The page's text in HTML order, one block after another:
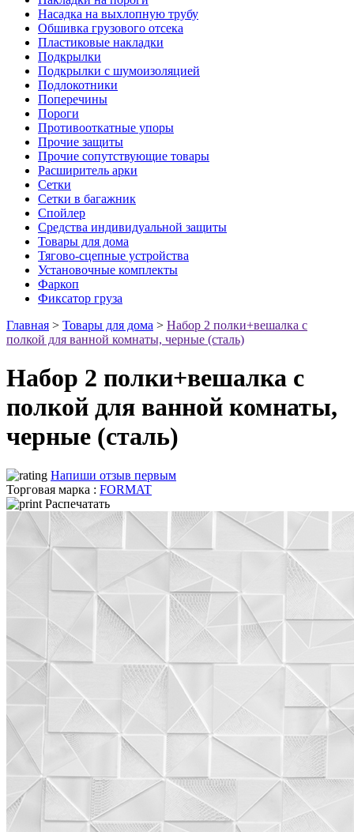
Насадка на выхлопную трубу
Обшивка грузового отсека
Пластиковые накладки
Подкрылки
Подкрылки с шумоизоляцией
Подлокотники
Поперечины
Пороги
Противооткатные упоры
Прочие защиты
Прочие сопутствующие товары
Расширитель арки
Сетки
Сетки в багажник
Спойлер
Средства индивидуальной защиты
Товары для дома
Тягово-сцепные устройства
Установочные комплекты
Фаркоп
Фиксатор груза
Главная > Товары для дома > Набор 2 полки+вешалка с
полкой для ванной комнаты, черные (сталь)
Набор 2 полки+вешалка с
полкой для ванной комнаты,
черные (сталь)
Напиши отзыв первым
Торговая марка : FORMAT
Распечатать